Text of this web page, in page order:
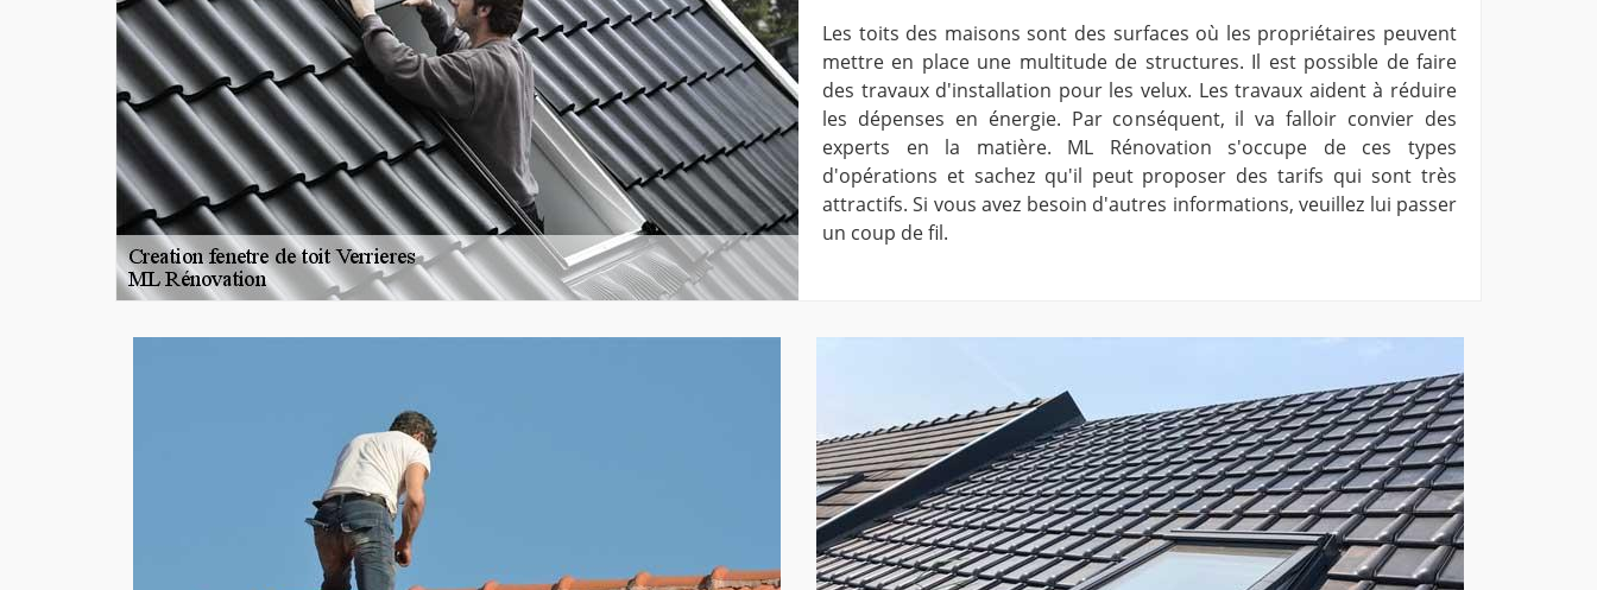
Les toits des maisons sont des surfaces où les propriétaires peuvent
mettre en place une multitude de structures. Il est possible de faire
des travaux d'installation pour les velux. Les travaux aident à réduire
les dépenses en énergie. Par conséquent, il va falloir convier des
experts en la matière. ML Rénovation s'occupe de ces types
d'opérations et sachez qu'il peut proposer des tarifs qui sont très
attractifs. Si vous avez besoin d'autres informations, veuillez lui passer
un coup de fil.